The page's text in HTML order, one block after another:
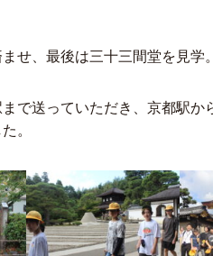
せ、最後は三十三間堂を見学
で送っていただき、京都駅
。